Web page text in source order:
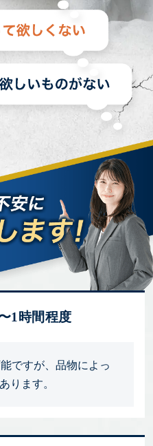
1時間程度
ですが、品物によっ
ります。